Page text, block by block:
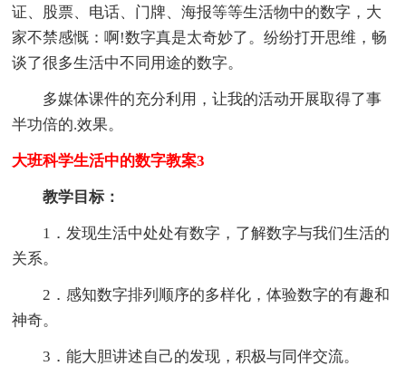
证、股票、电话、门牌、海报等等生活物中的数字，大
家不禁感慨：啊!数字真是太奇妙了。纷纷打开思维，畅
谈了很多生活中不同用途的数字。
多媒体课件的充分利用，让我的活动开展取得了事
半功倍的.效果。
大班科学生活中的数字教案3
教学目标：
1．发现生活中处处有数字，了解数字与我们生活的
关系。
2．感知数字排列顺序的多样化，体验数字的有趣和
神奇。
3．能大胆讲述自己的发现，积极与同伴交流。